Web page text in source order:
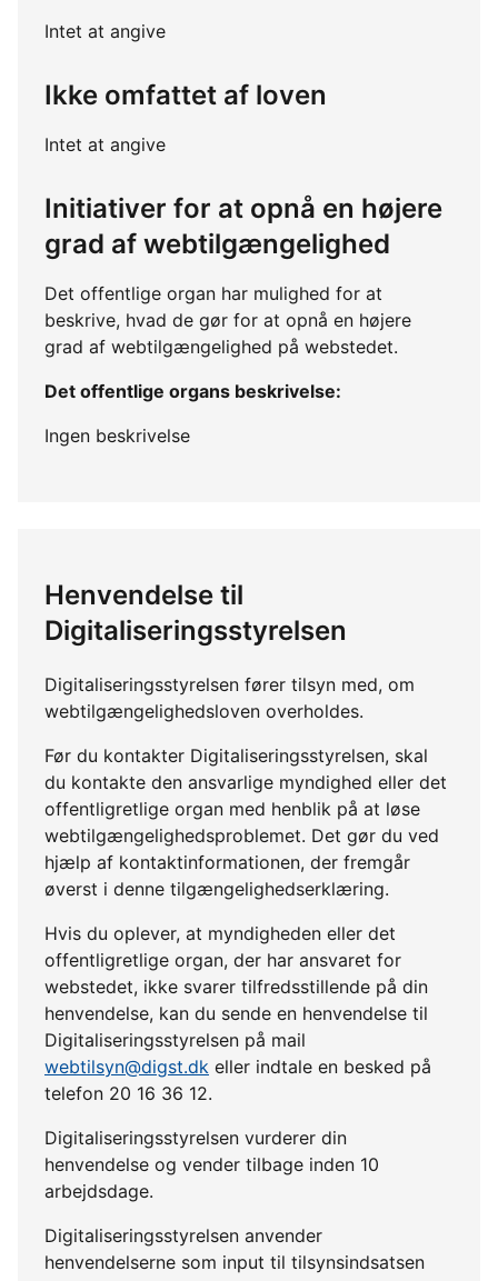
Intet at angive
Ikke omfattet af loven
Intet at angive
Initiativer for at opnå en højere
grad af webtilgængelighed
Det offentlige organ har mulighed for at
beskrive, hvad de gør for at opnå en højere
grad af webtilgængelighed på webstedet.
Det offentlige organs beskrivelse:
Ingen beskrivelse
Henvendelse til
Digitaliseringsstyrelsen
Digitaliseringsstyrelsen fører tilsyn med, om
webtilgængelighedsloven overholdes.
Før du kontakter Digitaliseringsstyrelsen, skal
du kontakte den ansvarlige myndighed eller det
offentligretlige organ med henblik på at løse
webtilgængelighedsproblemet. Det gør du ved
hjælp af kontaktinformationen, der fremgår
øverst i denne tilgængelighedserklæring.
Hvis du oplever, at myndigheden eller det
offentligretlige organ, der har ansvaret for
webstedet, ikke svarer tilfredsstillende på din
henvendelse, kan du sende en henvendelse til
Digitaliseringsstyrelsen på mail
webtilsyn@digst.dk eller indtale en besked på
telefon 20 16 36 12.
Digitaliseringsstyrelsen vurderer din
henvendelse og vender tilbage inden 10
arbejdsdage.
Digitaliseringsstyrelsen anvender
henvendelserne som input til tilsynsindsatsen